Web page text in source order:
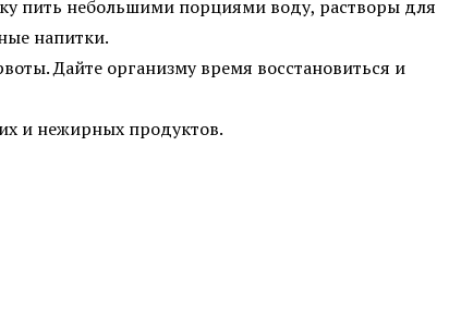
пить небольшими порциями воду, растворы для
напитки.
Дайте организму время восстановиться и
и нежирных продуктов.